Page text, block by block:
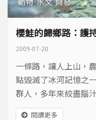
櫻鮭的歸鄉路：護
2009-07-20
一條路，讓人上山，
點毀滅了冰河記憶之
群人，多年來絞盡腦
家…
閱讀更多